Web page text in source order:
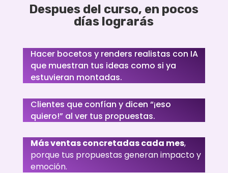
Despues del curso, en pocos
días lograrás
Hacer bocetos y renders realistas con IA
que muestran tus ideas como si ya
estuvieran montadas.
Clientes que confían y dicen “¡eso
quiero!” al ver tus propuestas.
Más ventas concretadas cada mes,
porque tus propuestas generan impacto y
emoción.